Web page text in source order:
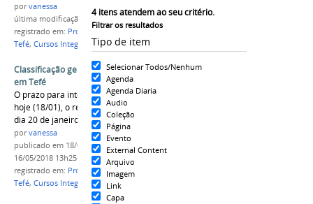
4itens atendem ao seu critério.
Filtrar os resultados
Tipo de item
Selecionar Todos/Nenhum
Agenda
Agenda Diaria
Audio
Coleção
Página
Evento
External Content
Arquivo
Imagem
Link
Capa
porvanessa
última modificação
em 16/05/2018 13h24
registrado em: Processo seletivo 2017/1,Campus
Tefé, Cursos Integrado
Classificação geral para os cursos integrados
em Tefé
O prazo para interposição de recursos é até
hoje (18/01), o resultado final será publicado no
dia 20 de janeiro.
porvanessa
publicado em 18/01/2017 última modificação
16/05/2018 13h25
registrado em: Processo seletivo 2017/1
Tefé, Cursos Integrado